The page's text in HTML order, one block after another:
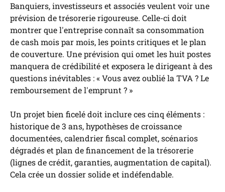
Banquiers, investisseurs et associés veulent voir une
prévision de trésorerie rigoureuse. Celle-ci doit
montrer que l'entreprise connaît sa consommation
de cash mois par mois, les points critiques et le plan
de couverture. Une prévision qui omet les huit postes
manquera de crédibilité et exposera le dirigeant à des
questions inévitables : « Vous avez oublié la TVA ? Le
remboursement de l'emprunt ? »
Un projet bien ficelé doit inclure ces cinq éléments :
historique de 3 ans, hypothèses de croissance
documentées, calendrier fiscal complet, scénarios
dégradés et plan de financement de la trésorerie
(lignes de crédit, garanties, augmentation de capital).
Cela crée un dossier solide et indéfendable.